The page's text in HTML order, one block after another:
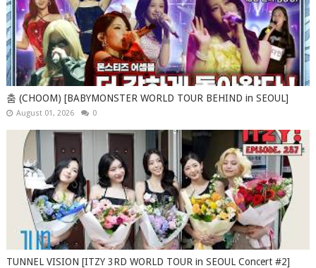
춤 (CHOOM) [BABYMONSTER WORLD TOUR BEHIND in SEOUL]
August 01, 2026 0
TUNNEL VISION [ITZY 3RD WORLD TOUR in SEOUL Concert #2]